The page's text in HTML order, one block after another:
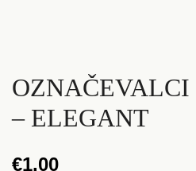
– ELEGANT
€1.00